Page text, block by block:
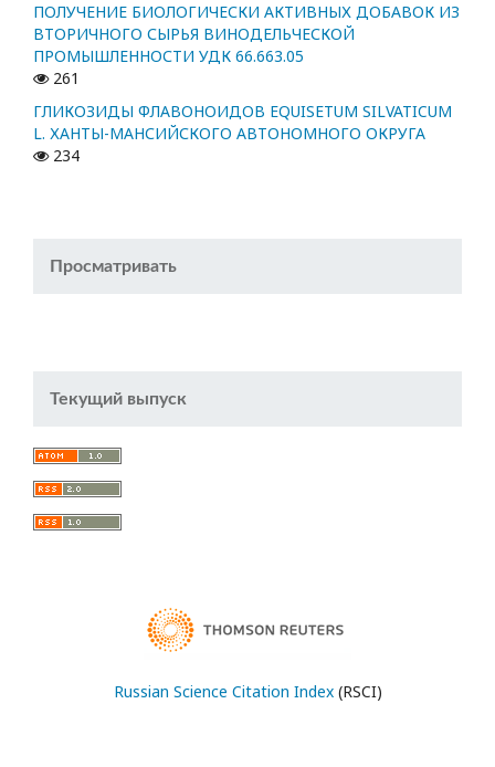
ПОЛУЧЕНИЕ БИОЛОГИЧЕСКИ АКТИВНЫХ ДОБАВОК ИЗ
ВТОРИЧНОГО СЫРЬЯ ВИНОДЕЛЬЧЕСКОЙ
ПРОМЫШЛЕННОСТИ УДК 66.663.05
261
ГЛИКОЗИДЫ ФЛАВОНОИДОВ EQUISETUM SILVATICUM
L. ХАНТЫ-МАНСИЙСКОГО АВТОНОМНОГО ОКРУГА
234
Просматривать
Текущий выпуск
Russian Science Citation Index(RSCI)